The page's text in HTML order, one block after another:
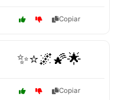
Copiar
✨⭐🌌🌠🌟
Copiar